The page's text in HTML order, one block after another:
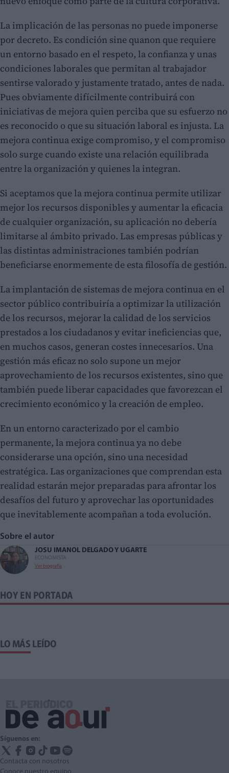
La implicación de las personas no puede imponerse
por decreto. Es condición sine quanon que requiere
un entorno basado en el respeto, la confianza y unas
condiciones laborales que permitan al trabajador
sentirse valorado y justamente tratado, antes de nada.
Pues obviamente difícilmente contribuirá con
iniciativas de mejora quien perciba que su esfuerzo no
es reconocido o que su situación laboral es injusta. La
mejora continua exige compromiso, y el compromiso
solo surge cuando existe una relación equilibrada
entre la organización y quienes la integran.
Si aceptamos que la mejora continua permite utilizar
mejor los recursos disponibles y aumentar la eficacia
de cualquier organización, su aplicación no debería
limitarse al ámbito privado. Las empresas públicas y
las distintas administraciones también podrían
beneficiarse enormemente de esta filosofía de gestión.
La implantación de sistemas de mejora continua en el
sector público contribuiría a optimizar la utilización
de los recursos, mejorar la calidad de los servicios
prestados a los ciudadanos y evitar ineficiencias que,
en muchos casos, generan costes innecesarios. Una
gestión más eficaz no solo supone un mejor
aprovechamiento de los recursos existentes, sino que
también puede liberar capacidades que favorezcan el
crecimiento económico y la creación de empleo.
En un entorno caracterizado por el cambio
permanente, la mejora continua ya no debe
considerarse una opción, sino una necesidad
estratégica. Las organizaciones que comprendan esta
realidad estarán mejor preparadas para afrontar los
desafíos del futuro y aprovechar las oportunidades
que inevitablemente acompañan a toda evolución.
Sobre el autor
JOSU IMANOL DELGADO Y UGARTE
ECONOMISTA
Ver biografía
HOY EN PORTADA
LO MÁS LEÍDO
Síguenos en:
Contacta con nosotros